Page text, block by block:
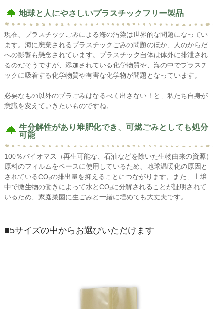
地球と人にやさしいプラスチックフリー製品
現在、プラスチックごみによる海の汚染は世界的な問題になってい
ます。海に廃棄されるプラスチックごみの問題のほか、人のからだ
への影響も懸念されています。プラスチック自体は体外に排泄され
るのだそうですが、添加されている化学物質や、海の中でプラスチ
ックに吸着する化学物質や有害な化学物が問題となっています。
必要なもの以外のプラごみはなるべく出さない！と、私たち自身が
意識を変えていきたいものですね。
生分解性があり堆肥化でき、可燃ごみとしても処分
可能
100％バイオマス（再生可能な、石油などを除いた生物由来の資源）
原料のフィルムをベースに使用しているため、地球温暖化の原因と
されているCO₂の排出量を抑えることにつながります。また、土壌
中で微生物の働きによって水とCO₂に分解されることが証明されて
いるため、家庭菜園に生ごみと一緒に埋めても大丈夫です。
■5サイズの中からお選びいただけます